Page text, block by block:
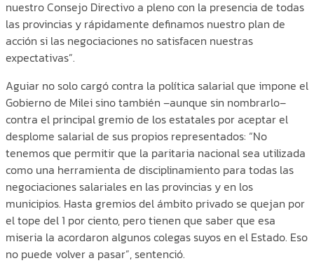
nuestro Consejo Directivo a pleno con la presencia de todas
las provincias y rápidamente definamos nuestro plan de
acción si las negociaciones no satisfacen nuestras
expectativas”.
Aguiar no solo cargó contra la política salarial que impone el
Gobierno de Milei sino también –aunque sin nombrarlo–
contra el principal gremio de los estatales por aceptar el
desplome salarial de sus propios representados: “No
tenemos que permitir que la paritaria nacional sea utilizada
como una herramienta de disciplinamiento para todas las
negociaciones salariales en las provincias y en los
municipios. Hasta gremios del ámbito privado se quejan por
el tope del 1 por ciento, pero tienen que saber que esa
miseria la acordaron algunos colegas suyos en el Estado. Eso
no puede volver a pasar”, sentenció.